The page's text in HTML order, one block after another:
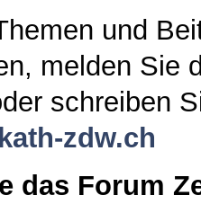
und
melden Sie
schreiben
zdw.ch
das Forum